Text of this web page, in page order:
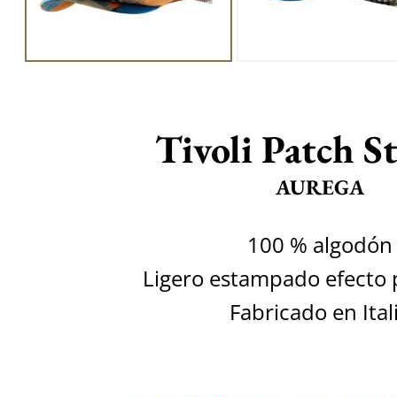
Tivoli Patch
AUREGA
100 % algodón
Ligero estampado
Fabricado en